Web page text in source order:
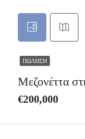
ΠΏΛΗΣΗ
Μεζονέττα
€200,000